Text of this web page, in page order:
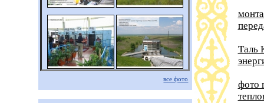
все фото
Таль
фото